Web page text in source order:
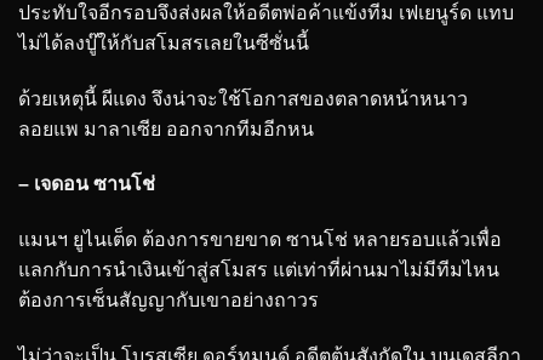
ประทับใจอีกรอบจึงส่งผลให้อดีตพ่อค้าแข้งทีม เฟเยนูร์ด แทบ
ไม่ได้ลงบู๊ให้กับสโมสรเลยในซีซั่นนี้
ด้วยเหตุนี้ ผีแดง จึงน่าจะใช้โอกาสของตลาดหน้าหนาว
ลอยแพ มาลาเซีย ออกจากทีมอีกหน
– เจดอน ซานโช่
แมนฯ ยูไนเต็ด ต้องการขายขาด ซานโช่ หลายรอบแล้วเพื่อ
แลกกับการนำเงินเข้าสู่สโมสร แต่เท่าที่ผ่านมาไม่มีทีมไหน
ต้องการเซ็นสัญญากับเขาอย่างถาวร
ไม่ว่าจะเป็น โบรุสเซีย ดอร์ทมุนด์ อดีตต้นสังกัดใน บุนเดสลีกา